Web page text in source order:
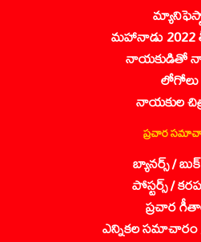
మహానాడు 2022
నాయకుడితో నా
లోగోలు
నాయకుల
ప్రచార
బ్యానర్స్ /
పోస్టర్స్ /
ప్రచార
ఎన్నికల సమాచారం